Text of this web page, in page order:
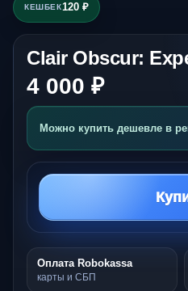
КЕШБЕК120 ₽
Clair Obscur:
4 000 ₽
Можно купить дешевле в
Оплата Robokassa
карты и СБП